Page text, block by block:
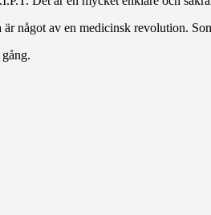
något av en medicinsk revolution.